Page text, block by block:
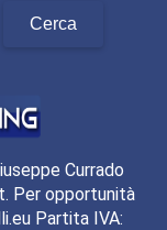
Currado
Per opportunità
Partita IVA: